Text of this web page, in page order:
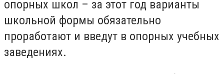
опорных школ – за этот год варианты
школьной формы обязательно
проработают и введут в опорных учебных
заведениях.